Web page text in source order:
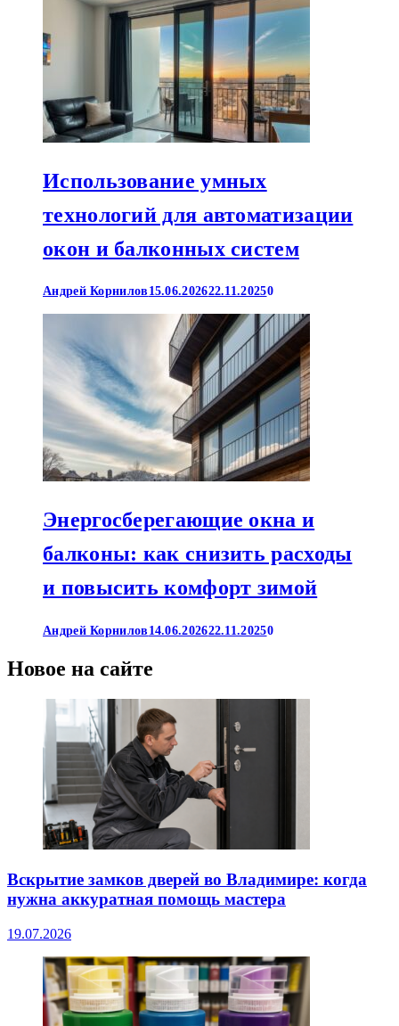
Использование умных
технологий для автоматизации
окон и балконных систем
Андрей Корнилов 15.06.202622.11.20250
Энергосберегающие окна и
балконы: как снизить расходы
и повысить комфорт зимой
Андрей Корнилов 14.06.202622.11.20250
Новое на сайте
Вскрытие замков дверей во Владимире: когда
нужна аккуратная помощь мастера
19.07.2026